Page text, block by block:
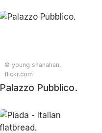
© young shanahan,
flickr.com
Palazzo Pubblico.